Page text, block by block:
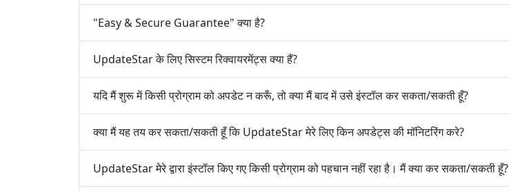
"Easy & Secure Guarantee" क्या है?
UpdateStar के लिए सिस्टम रिक्वायरमेंट्स क्या हैं?
यदि मैं शुरू में किसी प्रोग्राम को अपडेट न करूँ, तो क्या मैं बाद में उसे इंस्टॉल कर सकता/सकती हूँ?
क्या मैं यह तय कर सकता/सकती हूँ कि UpdateStar मेरे लिए किन अपडेट्स की मॉनिटरिंग करे?
UpdateStar मेरे द्वारा इंस्टॉल किए गए किसी प्रोग्राम को पहचान नहीं रहा है। मैं क्या कर सकता/सकती हूँ?